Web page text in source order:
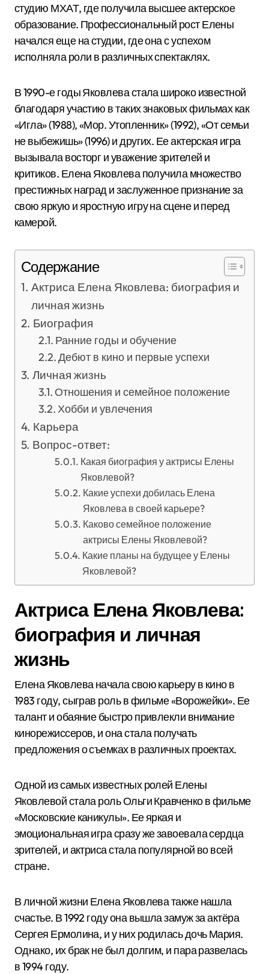
студию МХАТ, где получила высшее актерское
образование. Профессиональный рост Елены
начался еще на студии, где она с успехом
исполняла роли в различных спектаклях.
В 1990-е годы Яковлева стала широко известной
благодаря участию в таких знаковых фильмах как
«Игла» (1988), «Мор. Утопленник» (1992), «От семьи
не выбежишь» (1996) и других. Ее актерская игра
вызывала восторг и уважение зрителей и
критиков. Елена Яковлева получила множество
престижных наград и заслуженное признание за
свою яркую и яростную игру на сцене и перед
камерой.
Содержание
Актриса Елена Яковлева: биография и
личная жизнь
Биография
Ранние годы и обучение
Дебют в кино и первые успехи
Личная жизнь
Отношения и семейное положение
Хобби и увлечения
Карьера
Вопрос-ответ:
Какая биография у актрисы Елены
Яковлевой?
Какие успехи добилась Елена
Яковлева в своей карьере?
Каково семейное положение
актрисы Елены Яковлевой?
Какие планы на будущее у Елены
Яковлевой?
Актриса Елена Яковлева:
биография и личная
жизнь
Елена Яковлева начала свою карьеру в кино в
1983 году, сыграв роль в фильме «Ворожейки». Ее
талант и обаяние быстро привлекли внимание
кинорежиссеров, и она стала получать
предложения о съемках в различных проектах.
Одной из самых известных ролей Елены
Яковлевой стала роль Ольги Кравченко в фильме
«Московские каникулы». Ее яркая и
эмоциональная игра сразу же завоевала сердца
зрителей, и актриса стала популярной во всей
стране.
В личной жизни Елена Яковлева также нашла
счастье. В 1992 году она вышла замуж за актёра
Сергея Ермолина, и у них родилась дочь Мария.
Однако, их брак не был долгим, и пара развелась
в 1994 году.